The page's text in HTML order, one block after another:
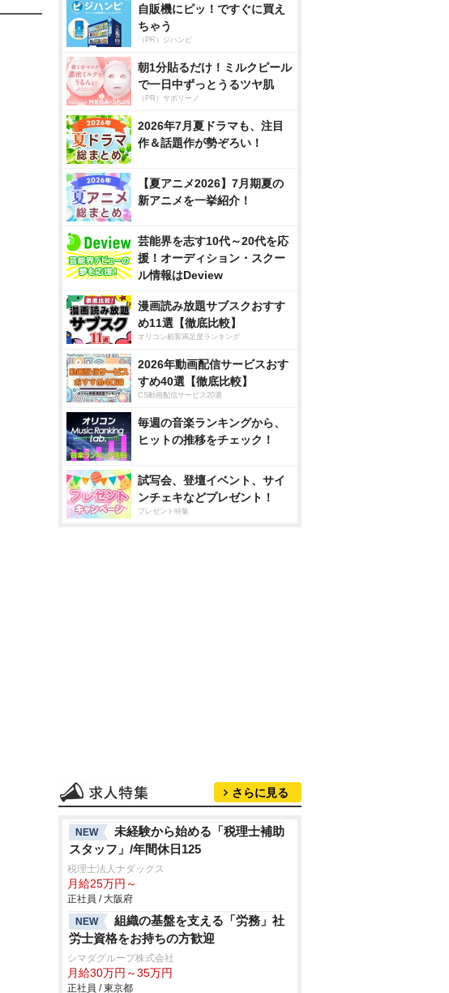
自販機にピッ！ですぐに買え
ちゃう
（PR）ジハンピ
朝1分貼るだけ！ミルクピール
で一日中ずっとうるツヤ肌
（PR）サボリーノ
2026年7月夏ドラマも、注目
作＆話題作が勢ぞろい！
【夏アニメ2026】7月期夏の
新アニメを一挙紹介！
芸能界を志す10代～20代を応
援！オーディション・スクー
ル情報はDeview
漫画読み放題サブスクおすす
め11選【徹底比較】
オリコン顧客満足度ランキング
2026年動画配信サービスおす
すめ40選【徹底比較】
CS動画配信サービス20選
毎週の音楽ランキングから、
ヒットの推移をチェック！
試写会、登壇イベント、サイ
ンチェキなどプレゼント！
プレゼント特集
さらに見る
NEW
未経験から始める「税理士補助
スタッフ」/年間休日125
税理士法人ナダックス
月給25万円～
正社員 / 大阪府
NEW
組織の基盤を支える「労務」社
労士資格をお持ちの方歓迎
シマダグループ株式会社
月給30万円～35万円
正社員 / 東京都